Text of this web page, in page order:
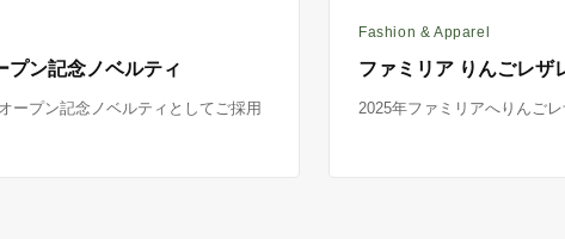
プン記念ノベルティ
ープン記念ノベルティとしてご採用
Fashion & Apparel
ファミリア りんごレザ
2025年ファミリアへりんご